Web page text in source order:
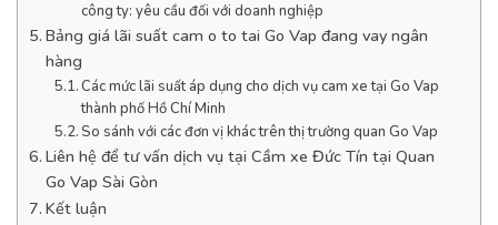
công ty: yêu cầu đối với doanh nghiệp
Bảng giá lãi suất cam o to tai Go Vap đang vay ngân
hàng
Các mức lãi suất áp dụng cho dịch vụ cam xe tại Go Vap
thành phố Hồ Chí Minh
So sánh với các đơn vị khác trên thị trường quan Go Vap
Liên hệ để tư vấn dịch vụ tại Cầm xe Đức Tín tại Quan
Go Vap Sài Gòn
Kết luận